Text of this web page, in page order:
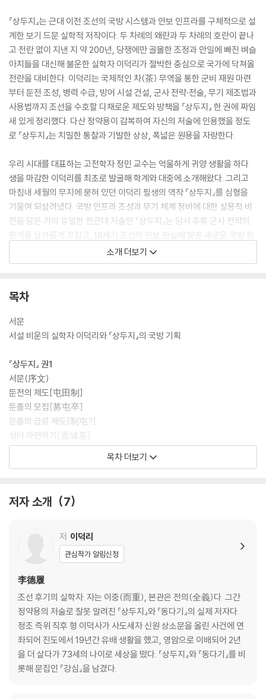
『상두지』는 근대 이전 조선의 국방 시스템과 안보 인프라를 구체적으로 설
계한 보기 드문 실학적 저작이다. 두 차례의 왜란과 두 차례의 호란이 끝나
고 전란 없이 지낸 지 약 200년, 당쟁에만 골몰한 조정과 안일에 빠진 벼슬
아치들을 대신해 불운한 실학자 이덕리가 절박한 충심으로 국가에 닥쳐올
전란을 대비한다. 이덕리는 국제적인 차(茶) 무역을 통한 군비 재원 마련
부터 둔전 조성, 병력 수급, 방어 시설 건설, 군사 전략·전술, 무기 제조법과
사용법까지 조선을 수호할 다채로운 제도와 방책을 『상두지』 한 권에 짜임
새 있게 정리했다. 다산 정약용이 감복하여 자신의 저술에 인용했을 정도
로 『상두지』는 치밀한 통찰과 기발한 상상, 폭넓은 원용을 자랑한다.
우리 시대를 대표하는 고전학자 정민 교수는 억울하게 귀양 생활을 하다
생을 마감한 이덕리를 최초로 발굴해 학계와 대중에 소개해왔다. 그리고
마침내 세월의 무지에 묻혀 있던 이덕리 필생의 역작 『상두지』를 심혈을
기울여 되살려냈다. 국방 인프라 조성과 무기 체계 정비에 대한 실용적 비
전을 담은 거의 유일한 전근대 저술인 『상두지』는 당시 주류 군사 전략의
한계를 날카롭게 꼬집고, 18세기 조선의 안보 현실에 맞춘 새로운 국방 정
책의 틀을 대담히 제시한다. 더불어 이덕리의 국방 제도 기획에서 엿보이
는 당대 실학사상의 발전 단계를 가늠케 하고, 시대와 지역을 넘나드는 전
소개 더보기
목차
서문
서설 비운의 실학자 이덕리와 『상두지』의 국방 기획
『상두지』 권1
서문(序文)
둔전의 제도[屯田制]
둔졸의 모집[募屯卒]
둔졸의 급료 제도[制屯?]
성터 마련하기[置城基]
성첩 쌓기[築城堞]
맹화유(猛火油)와 솔기름[松??]
동선령(洞仙嶺)과 청석동(靑石洞)
둔군(屯軍)의 1년 치 비용
전지(田地)의 비용
벽돌
박서(朴犀)의 옛 벽돌
상진(尙震)의 계책
이세재(李世載)의 둔전 경영
황신(黃愼)의 대동법(大同法)
목차 더보기
저자 소개 7
저 이덕리
관심작가 알림신청
李德履
조선 후기의 실학자. 자는 이중(而重), 본관은 전의(全義)다. 그간
정약용의 저술로 잘못 알려진 『상두지』와 『동다기』의 실제 저자다.
정조 즉위 직후 형 이덕사가 사도세자 신원 상소문을 올린 사건에 연
좌되어 진도에서 19년간 유배 생활을 했고, 영암으로 이배되어 2년
을 더 살다가 73세의 나이로 세상을 떴다. 『상두지』와 『동다기』를 비
롯해 문집인 『강심』을 남겼다.